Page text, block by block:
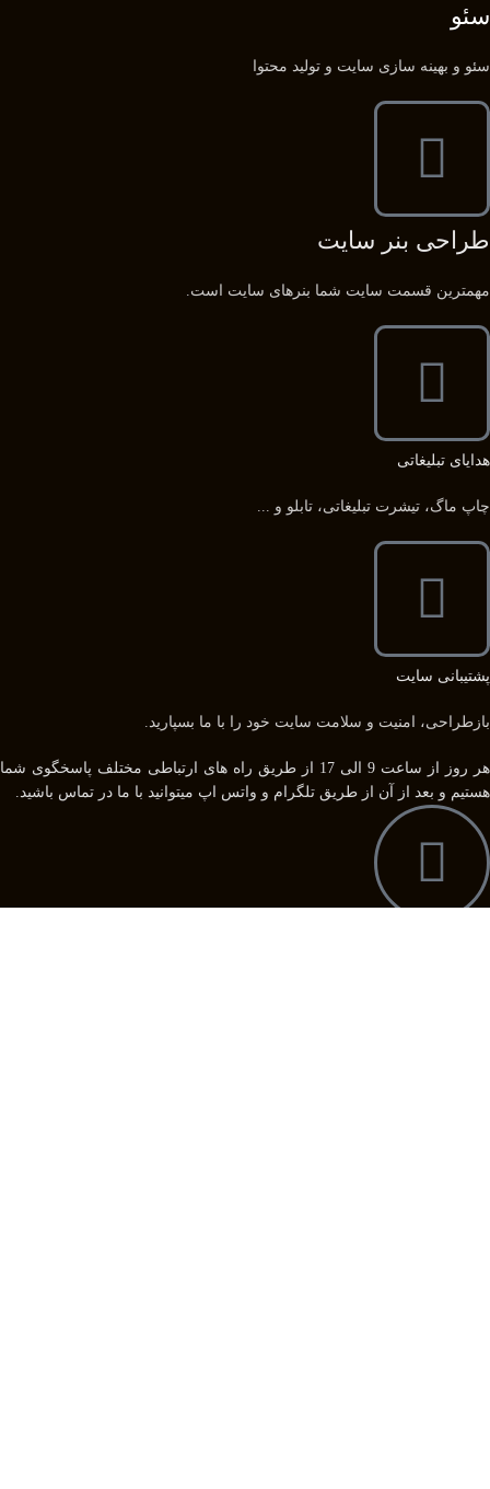
سئو
سئو و بهینه سازی سایت و تولید محتوا
طراحی بنر سایت
مهمترین قسمت سایت شما بنرهای سایت است.
هدایای تبلیغاتی
چاپ ماگ، تیشرت تبلیغاتی، تابلو و ...
پشتیبانی سایت
بازطراحی، امنیت و سلامت سایت خود را با ما بسپارید.
هر روز از ساعت 9 الی 17 از طریق راه های ارتباطی مختلف پاسخگوی شما
هستیم و بعد از آن از طریق تلگرام و واتس اپ میتوانید با ما در تماس باشید.